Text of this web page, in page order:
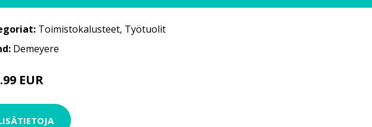
Toimistokalusteet, Työtuolit
Demeyere
EUR